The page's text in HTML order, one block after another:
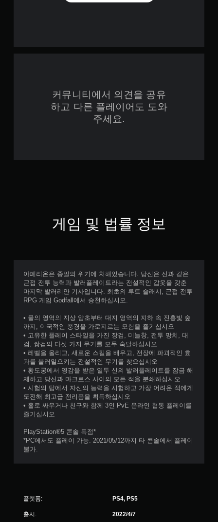
커뮤니티에서 의견을 공유
하고 다른 플레이어도 도와
주세요.
게임 및 법률 정보
아페리온은 종말의 위기에 처해있습니다. 당신은 신과 같은
근접 전투 능력과 발러플레이트라는 전설적인 갑옷을 갖춘
마지막 발러리안 기사입니다. 최초의 루트 슬래시, 근접 전투
RPG 게임 Godfall에서 승천하십시오.
• 물의 영역의 지상 암초부터 대지 영역의 지하 속 진홍빛 숲
까지, 이국적인 풍경을 가로지르는 모험을 즐기십시오
• 고유한 플레이 스타일을 가진 장검, 미늘창, 전투 망치, 대
검, 쌍검의 다섯 가지 무기를 모두 숙달하십시오
• 레벨을 올리고, 새로운 스킬을 배우고, 전장에 파괴적인 효
과를 불러일으키는 전설적인 무기를 찾으십시오
• 황도궁에서 영감을 받은 열두 신의 발러플레이트를 잠금 해
제하고 당신과 마크로스 사이의 모든 적을 분쇄하십시오
• 시험의 탑에서 자신의 능력을 시험하고 가장 어려운 적에게
도전해 최고급 전리품을 획득하십시오
• 홀로 싸우거나 친구와 함께 3인 PvE 온라인 협동 플레이를
즐기십시오
PlayStation®5 콘솔 독점*
*PC에서도 플레이 가능. 2021/05/12까지 타 콘솔에서 플레이
불가.
플랫폼: PS4, PS5
출시: 2022/4/7